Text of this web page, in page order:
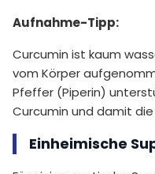
Aufnahme-Tipp:
Curcumin ist kaum
vom Körper
Pfeffer (Piperin)
Curcumin und damit die
Einheimische